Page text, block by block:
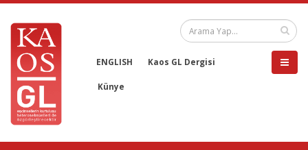
ENGLISH Kaos GL Dergisi
Künye